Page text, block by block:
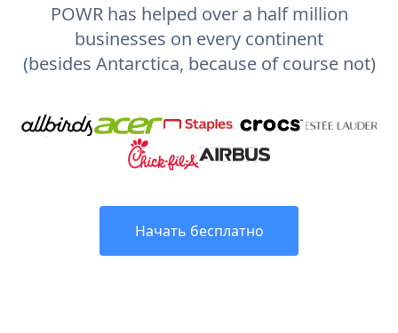
POWR has helped over a half million
businesses on every continent
(besides Antarctica, because of course not)
Начать бесплатно